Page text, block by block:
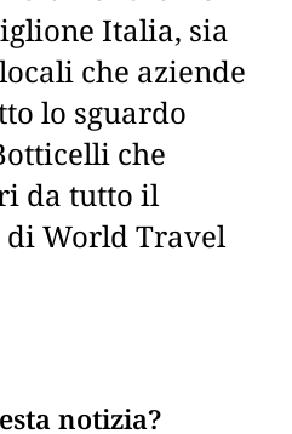
Italia, sia
che aziende
lo sguardo
che
da tutto il
World Travel
notizia?